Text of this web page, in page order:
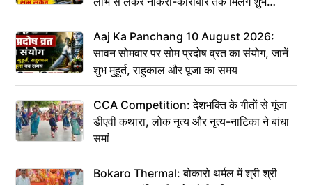
संकेत
Aaj Ka Panchang 10 August 2026:
सावन सोमवार पर सोम प्रदोष व्रत का संयोग, जानें
शुभ मुहूर्त, राहुकाल और पूजा का समय
CCA Competition: देशभक्ति के गीतों से गूंजा
डीएवी कथारा, लोक नृत्य और नृत्य-नाटिका ने बांधा
समां
Bokaro Thermal: बोकारो थर्मल में श्री श्री